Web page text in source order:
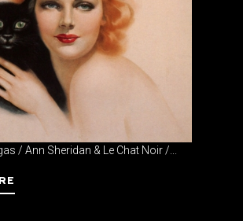
/ Ann Sheridan & Le Chat Noir /...